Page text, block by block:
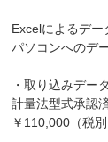
Excelによるデー
パソコンへのデ
・取り込みデー
計量法型式承
￥110,000（税別